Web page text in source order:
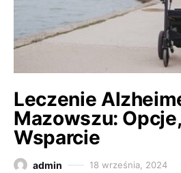
Leczenie
Mazowszu:
Wsparcie
admin 18 września, 2024